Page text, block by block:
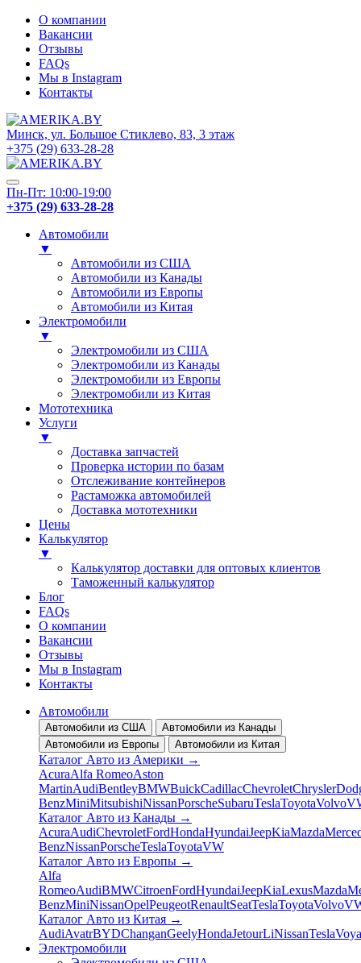
О компании
Вакансии
Отзывы
FAQs
Мы в Instagram
Контакты
Минск, ул. Большое Стиклево, 83, 3 этаж
+375 (29) 633-28-28
Пн-Пт: 10:00-19:00
+375 (29) 633-28-28
Автомобили
▼
Автомобили из США
Автомобили из Канады
Автомобили из Европы
Автомобили из Китая
Электромобили
▼
Электромобили из США
Электромобили из Канады
Электромобили из Европы
Электромобили из Китая
Мототехника
Услуги
▼
Доставка запчастей
Проверка истории по базам
Отслеживание контейнеров
Растаможка автомобилей
Доставка мототехники
Цены
Калькулятор
▼
Калькулятор доставки для оптовых клиентов
Таможенный калькулятор
Блог
FAQs
О компании
Вакансии
Отзывы
Мы в Instagram
Контакты
Автомобили
Автомобили из США
Автомобили из Канады
Автомобили из Европы
Автомобили из Китая
Каталог Авто из Америки →
AcuraAlfa RomeoAston
MartinAudiBentleyBMWBuickCadillacChevroletChrysler
BenzMiniMitsubishiNissanPorscheSubaruTeslaToyotaVolvo
Каталог Авто из Канады →
AcuraAudiChevroletFordHondaHyundaiJeepKiaMazda
BenzNissanPorscheTeslaToyotaVW
Каталог Авто из Европы →
Alfa
RomeoAudiBMWCitroenFordHyundaiJeepKiaLexusMazda
BenzMiniNissanOpelPeugeotRenaultSeatTeslaToyotaVolvo
Каталог Авто из Китая →
AudiAvatrBYDChanganGeelyHondaJetourLiNissanTesla
Электромобили